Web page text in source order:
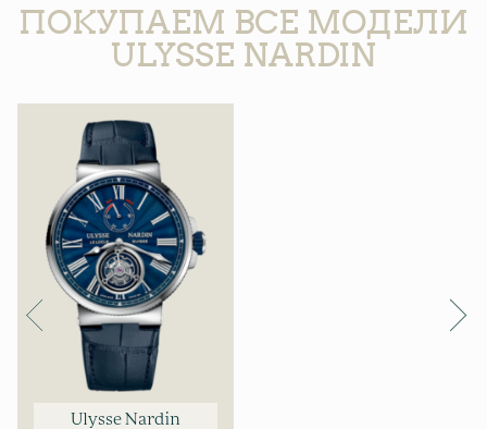
ПОКУПАЕМ ВСЕ МОДЕЛИ
ULYSSE NARDIN
Ulysse Nardin